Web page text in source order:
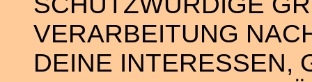
VERARBEITUNG
DEINE INTERESSEN,